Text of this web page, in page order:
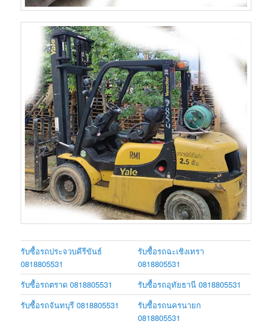
รับซื้อรถประจวบคีรีขันธ์
0818805531
รับซื้อรถฉะเชิงเทรา
0818805531
รับซื้อรถตราด 0818805531
รับซื้อรถอุทัยธานี 0818805531
รับซื้อรถจันทบุรี 0818805531
รับซื้อรถนครนายก
0818805531